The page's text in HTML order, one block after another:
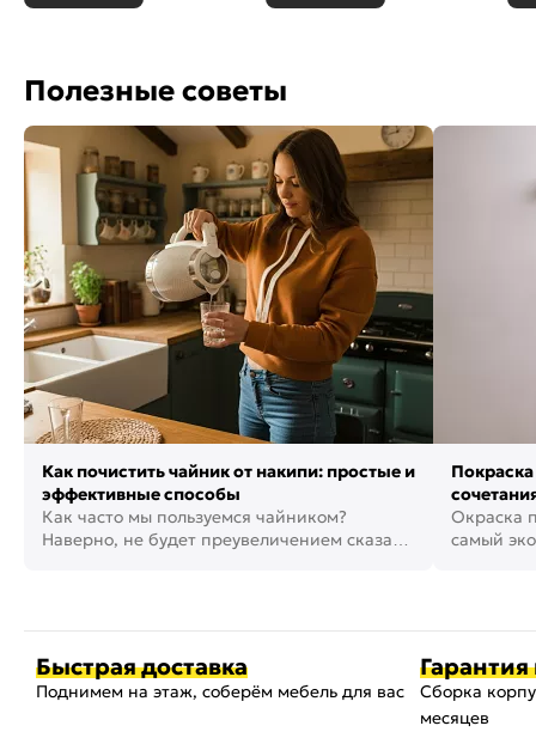
Полезные советы
Как почистить чайник от накипи: простые и
эффективные способы
Как часто мы пользуемся чайником?
Наверно, не будет преувеличением сказать,
фото
Окраска
самый
Быстрая доставка
Поднимем на этаж, соберём мебель для вас
Гарантия
Сборка
месяцев